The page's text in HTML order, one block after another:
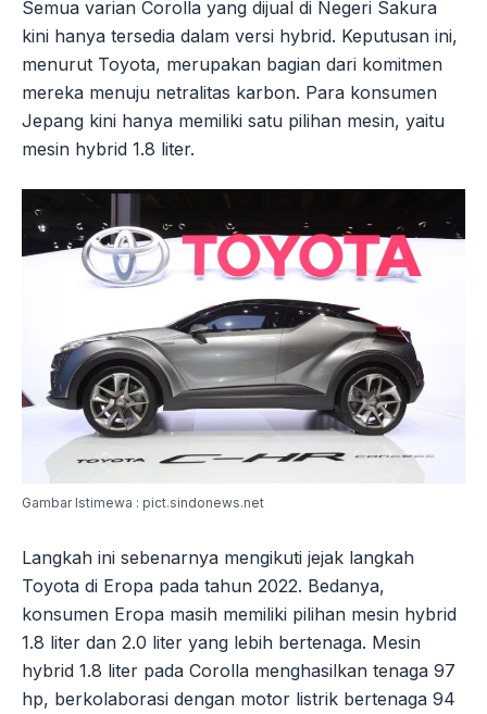
Semua varian Corolla yang dijual di Negeri Sakura
kini hanya tersedia dalam versi hybrid. Keputusan ini,
menurut Toyota, merupakan bagian dari komitmen
mereka menuju netralitas karbon. Para konsumen
Jepang kini hanya memiliki satu pilihan mesin, yaitu
mesin hybrid 1.8 liter.
Gambar Istimewa : pict.sindonews.net
Langkah ini sebenarnya mengikuti jejak langkah
Toyota di Eropa pada tahun 2022. Bedanya,
konsumen Eropa masih memiliki pilihan mesin hybrid
1.8 liter dan 2.0 liter yang lebih bertenaga. Mesin
hybrid 1.8 liter pada Corolla menghasilkan tenaga 97
hp, berkolaborasi dengan motor listrik bertenaga 94